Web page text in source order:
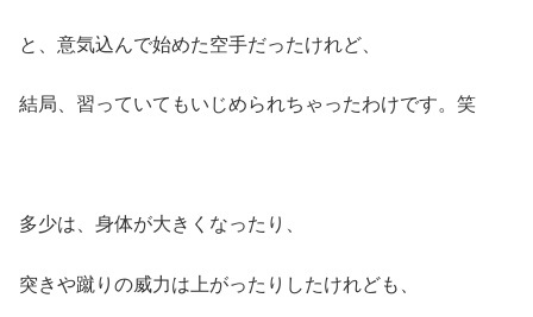
と、意気込んで始めた空手だったけれど、
結局、習っていてもいじめられちゃったわけです。笑
多少は、身体が大きくなったり、
突きや蹴りの威力は上がったりしたけれども、